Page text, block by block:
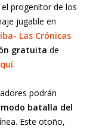
el progenitor de los
jugable en
Las Crónicas
gratuita de
.
podrán
batalla del
Este otoño,